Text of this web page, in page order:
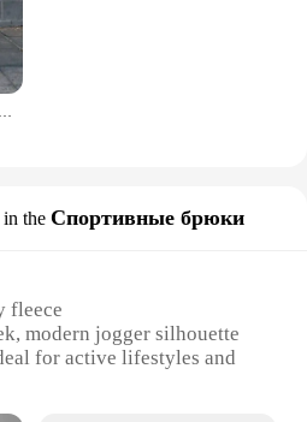
принтом 3D и футболкой
in the Спортивные брюки
fleece
modern jogger silhouette
for active lifestyles and